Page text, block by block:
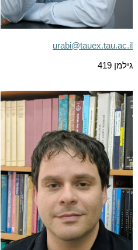
urabi@tauex.tau.ac.il
גילמן 419